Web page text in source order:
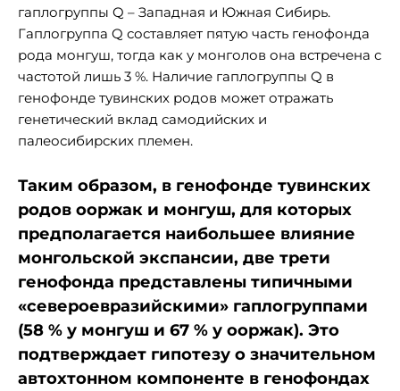
гаплогруппы Q – Западная и Южная Сибирь.
Гаплогруппа Q составляет пятую часть генофонда
рода монгуш, тогда как у монголов она встречена с
частотой лишь 3 %. Наличие гаплогруппы Q в
генофонде тувинских родов может отражать
генетический вклад самодийских и
палеосибирских племен.
Таким образом, в генофонде тувинских
родов ооржак и монгуш, для которых
предполагается наибольшее влияние
монгольской экспансии, две трети
генофонда представлены типичными
«североевразийскими» гаплогруппами
(58 % у монгуш и 67 % у ооржак). Это
подтверждает гипотезу о значительном
автохтонном компоненте в генофондах